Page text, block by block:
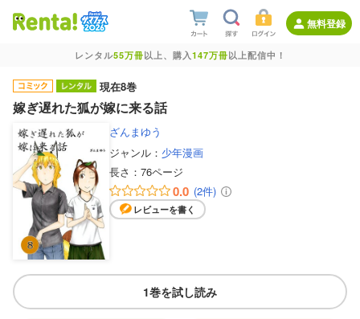
無料登録
レンタル55万冊以上、購入147万冊以上配信中！
現在8巻
嫁ぎ遅れた狐が嫁に来る話
ざんまゆう
ジャンル： 少年漫画
長さ： 76ページ
0.0 (2件)
レビューを書く
1巻を試し読み